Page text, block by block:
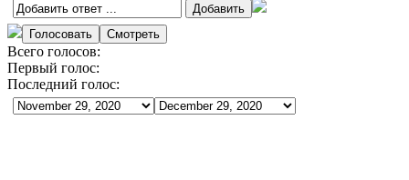
Всего голосов:
Первый голос:
Последний голос: